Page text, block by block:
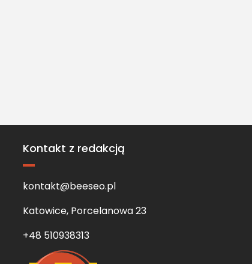
Kontakt z redakcją
kontakt@beeseo.pl
Katowice, Porcelanowa 23
+48 510938313